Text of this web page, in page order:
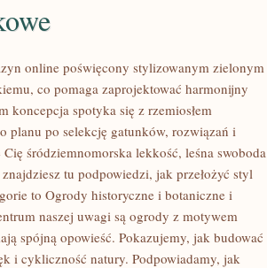
online poświęcony stylizowanym zielonym
co pomaga zaprojektować harmonijny
koncepcja spotyka się z rzemiosłem
planu po selekcję gatunków, rozwiązań i
śródziemnomorska lekkość, leśna swoboda
tu podpowiedzi, jak przełożyć styl
to Ogrody historyczne i botaniczne i
naszej uwagi są ogrody z motywem
spójną opowieść. Pokazujemy, jak budować
i cykliczność natury. Podpowiadamy, jak